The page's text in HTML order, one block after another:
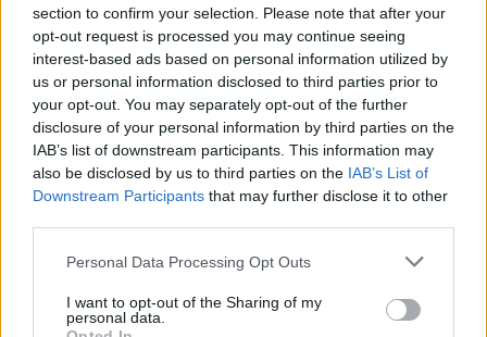
section to confirm your selection. Please note that after your
opt-out request is processed you may continue seeing
interest-based ads based on personal information utilized by
us or personal information disclosed to third parties prior to
your opt-out. You may separately opt-out of the further
disclosure of your personal information by third parties on the
IAB’s list of downstream participants. This information may
also be disclosed by us to third parties on the IAB’s List of
Downstream Participants that may further disclose it to other
Personal Data Processing Opt Outs
I want to opt-out of the Sharing of my
personal data.
Vacantes: En base a las necesidades del servicio
Inscripción:
Forma parte deSAGULPAy contribuye a mejorar la movilidad de
Las Palmas de Gran Canaria, facilitando un uso más ordenado y
eficiente del espacio público.
Las personas interesadas podrán presentar su candidatura a
través del siguiente enlace:
https://www.talento.sagulpa.com/
Deberán cumplimentar la información requerida y seguir los
20/04/2026.